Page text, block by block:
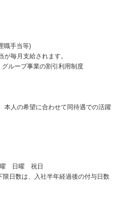
職手当等)
毎月支給されます。
ループ事業の割引利用制度
本人の希望に合わせて同待遇での活躍
曜 日曜 祝日
日数は、入社半年経過後の付与日数